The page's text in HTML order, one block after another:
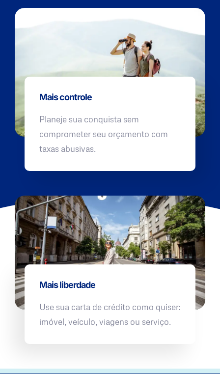
Mais controle
Planeje sua conquista sem
comprometer seu orçamento com
taxas abusivas.
Mais liberdade
Use sua carta de crédito como quiser:
imóvel, veículo, viagens ou serviço.